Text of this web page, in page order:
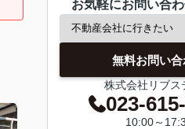
お気軽にお問い合
無料お問い
株式会社リブス
023-
10:00～